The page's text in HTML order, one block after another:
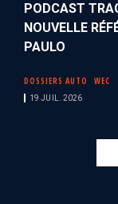
PODCAST
NOUVELLE
PAULO
DOSSIERS AUTO WEC
19 JUIL. 2026